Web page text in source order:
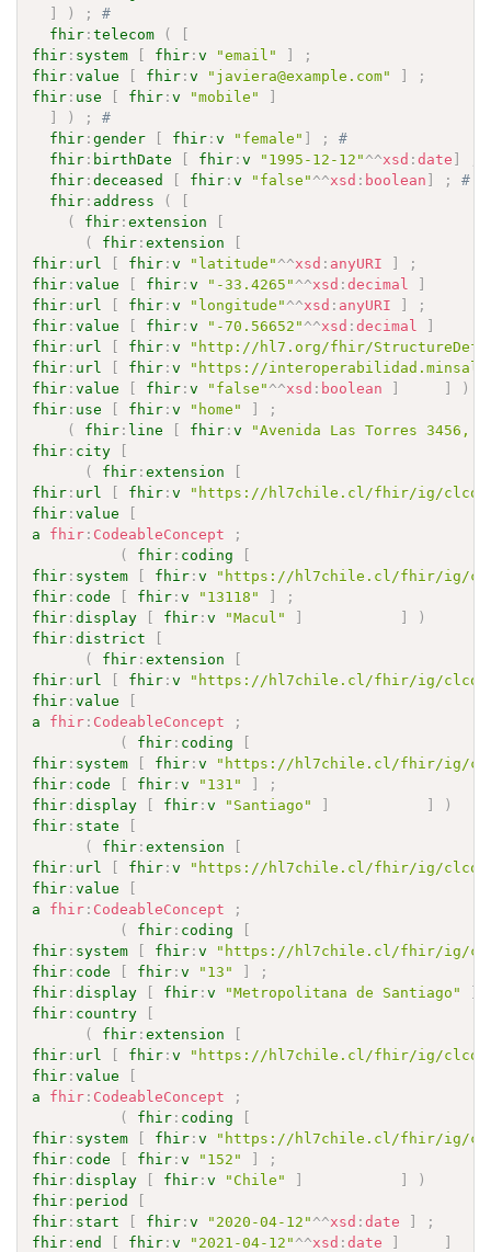
]
) ;
#
fhir :telecom (
[
fhir : system [ fhir :v "email" ]
;
fhir :value [ fhir :v "javiera@example.com" ]
;
fhir : use [ fhir :v "mobile"
]
]
) ;
#
fhir :gender [ fhir :v "female" ] ;
#
fhir : birthDate [ fhir :v "1995-12-12" ^^xsd :date ]
fhir :deceased [ fhir :v "false" ^^xsd : boolean ] ;
#
fhir : address (
[
(
fhir :extension
[
(
fhir :extension
[
fhir : url [ fhir :v "latitude" ^^xsd : anyURI ]
;
fhir :value [ fhir :v "-33.4265" ^^xsd :decimal ]
fhir : url [ fhir :v "longitude" ^^xsd : anyURI ]
;
fhir :value [ fhir :v "-70.56652" ^^xsd :decimal
]
fhir : url [ fhir :v
"http://hl7.org/fhir/
fhir : url [ fhir :v
"https://
fhir :value [ fhir :v "false" ^^xsd : boolean ] ] )
fhir : use [ fhir :v "home" ]
;
(
fhir : line [ fhir :v
"Avenida Las Torres 3456,
fhir : city
[
(
fhir :extension
[
fhir : url [ fhir :v
"https://hl7chile.cl/fhir/ig/clcore/
fhir :value
[
a
fhir : CodeableConcept
;
(
fhir : coding
[
fhir : system [ fhir :v
"https://hl7chile.cl/fhir/ig/clcore/
fhir : code [ fhir :v "13118" ]
;
fhir :display [ fhir :v "Macul" ] ]
)
fhir :district
[
(
fhir :extension
[
fhir : url [ fhir :v
"https://hl7chile.cl/fhir/ig/
fhir :value
[
a
fhir : CodeableConcept
;
(
fhir : coding
[
fhir : system [ fhir :v
"https://hl7chile.cl/fhir/ig/
fhir : code [ fhir :v "131" ]
;
fhir :display [ fhir :v "Santiago" ] ]
)
fhir : state
[
(
fhir :extension
[
fhir : url [ fhir :v
"https://hl7chile.cl/fhir/ig/clcore/
fhir :value
[
a
fhir : CodeableConcept
;
(
fhir : coding
[
fhir : system [ fhir :v
"https://hl7chile.cl/fhir/ig/clcore/
fhir : code [ fhir :v "13" ]
;
fhir :display [ fhir :v "Metropolitana de Santiago"
]
fhir : country
[
(
fhir :extension
[
fhir : url [ fhir :v
"https://hl7chile.cl/fhir/ig/clcore/
fhir :value
[
a
fhir : CodeableConcept
;
(
fhir : coding
[
fhir : system [ fhir :v
"https://hl7chile.cl/fhir/ig/
fhir : code [ fhir :v "152" ]
;
fhir :display [ fhir :v "Chile" ] ]
)
fhir : period
[
fhir : start [ fhir :v "2020-04-12" ^^xsd :date ]
;
fhir :end [ fhir :v "2021-04-12" ^^xsd :date ]
]